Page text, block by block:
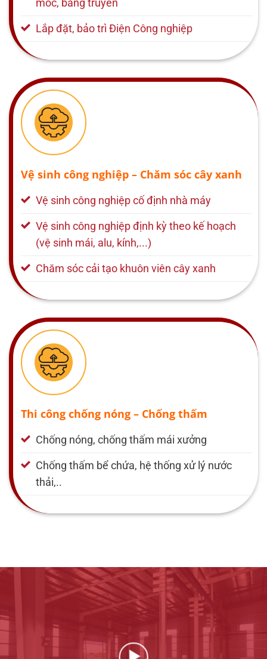
móc, băng truyền
Lắp đặt, bảo trì Điện Công nghiệp
Vệ sinh công nghiệp – Chăm sóc cây xanh
Vệ sinh công nghiệp cố định nhà máy
Vệ sinh công nghiệp định kỳ theo kế hoạch
(vệ sinh mái, alu, kính,...)
Chăm sóc cải tạo khuôn viên cây xanh
Thi công chống nóng – Chống thấm
Chống nóng, chống thấm mái xưởng
Chống thấm bể chứa, hệ thống xử lý nước
thải,..